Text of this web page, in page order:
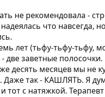
не рекомендовала -
что навсегда,
(тьфу-тьфу-тьфу,
две заветные полосочки.
десять месяцев мы не
так - КАШЛЯТЬ. Я
с натяжкой.